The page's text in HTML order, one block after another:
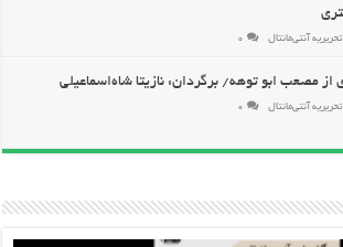
آنتی‌مانتال ۰
از مصعب ابو توهه/ برگردان: نازیتا شاه‌اسماعیلی
آنتی‌مانتال ۰